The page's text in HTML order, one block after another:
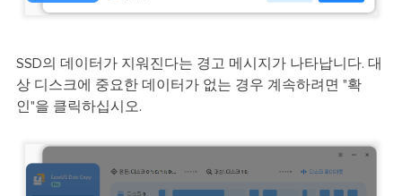
SSD의 데이터가 지워진다는 경고 메시지가 나타납니다. 대
상 디스크에 중요한 데이터가 없는 경우 계속하려면 "확
인"을 클릭하십시오.